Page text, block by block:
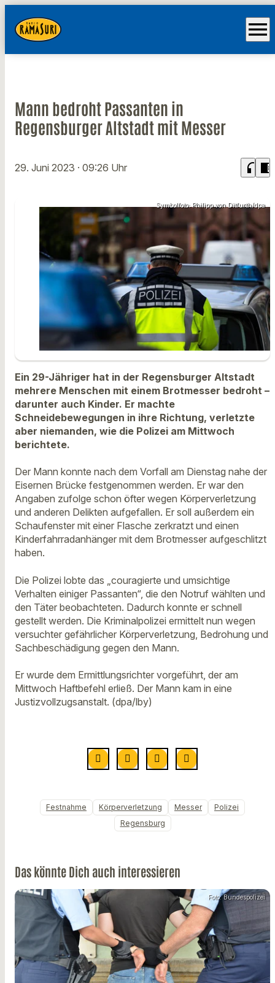
menu
Mann bedroht Passanten in
Regensburger Altstadt mit Messer
29. Juni 2023 · 09:26 Uhr headphones chrome_reader_mode
Symbolfoto: Philipp von Ditfurth/dpa
Ein 29-Jähriger hat in der Regensburger Altstadt
mehrere Menschen mit einem Brotmesser bedroht –
darunter auch Kinder. Er machte
Schneidebewegungen in ihre Richtung, verletzte
aber niemanden, wie die Polizei am Mittwoch
berichtete.
Der Mann konnte nach dem Vorfall am Dienstag nahe der
Eisernen Brücke festgenommen werden. Er war den
Angaben zufolge schon öfter wegen Körperverletzung
und anderen Delikten aufgefallen. Er soll außerdem ein
Schaufenster mit einer Flasche zerkratzt und einen
Kinderfahrradanhänger mit dem Brotmesser aufgeschlitzt
haben.
Die Polizei lobte das „couragierte und umsichtige
Verhalten einiger Passanten“, die den Notruf wählten und
den Täter beobachteten. Dadurch konnte er schnell
gestellt werden. Die Kriminalpolizei ermittelt nun wegen
versuchter gefährlicher Körperverletzung, Bedrohung und
Sachbeschädigung gegen den Mann.
Er wurde dem Ermittlungsrichter vorgeführt, der am
Mittwoch Haftbefehl erließ. Der Mann kam in eine
Justizvollzugsanstalt. (dpa/lby)
Festnahme Körperverletzung Messer
Polizei
Regensburg
Das könnte Dich auch interessieren
Foto: Bundespolizei